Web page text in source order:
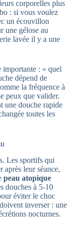
corporelles plus
: si vous voulez
un écouvillon
une gélose au
lavée il y a une
importante : « quel
dépend de
la fréquence à
peux que valider.
une douche rapide
toutes les
Les sportifs qui
après leur séance,
peau atopique
douches à 5-10
éviter le choc
inverser : une
nocturnes.